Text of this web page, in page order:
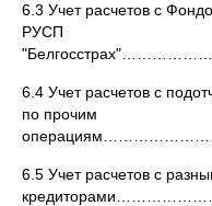
6.3 Учет расчетов с
РУСП
6.4 Учет расчетов с
по прочим
6.5 Учет расчетов с